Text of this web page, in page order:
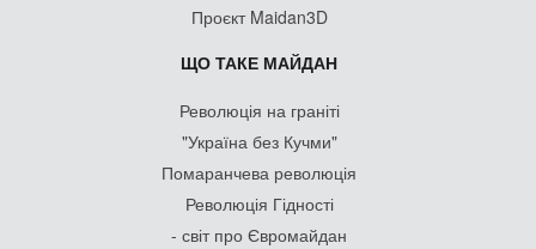
Проєкт Maidan3D
ЩО ТАКЕ МАЙДАН
Революція на граніті
"Україна без Кучми"
Помаранчева революція
Революція Гідності
- світ про Євромайдан